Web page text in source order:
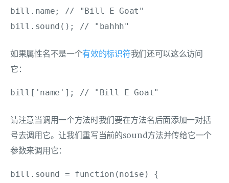
bill.name; // "Bill E Goat"
bill.sound(); // "bahhh"
如果属性名不是一个有效的标识符我们还可以这么访问
它：
bill['name']; // "Bill E Goat"
请注意当调用一个方法时我们要在方法名后面添加一对括
号去调用它。让我们重写当前的sound方法并传给它一个
参数来调用它：
bill.sound = function(noise) {